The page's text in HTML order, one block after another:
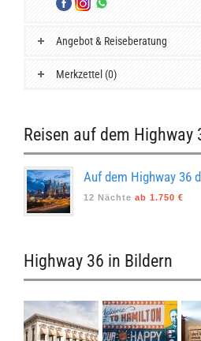
Angebot & Reiseberatung
Merkzettel (0)
Reisen auf dem Highway
Auf dem Highway 36
12 Nächte ab 1.750 €
Highway 36 in Bildern